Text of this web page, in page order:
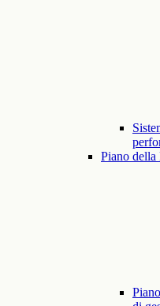
Piano della